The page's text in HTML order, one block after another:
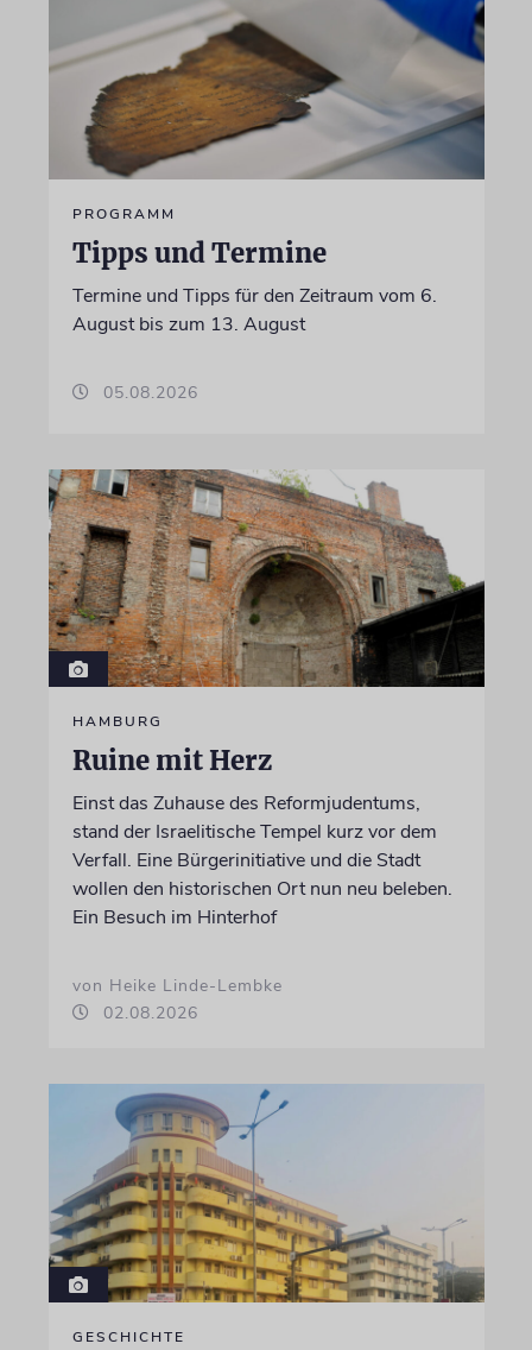
PROGRAMM
Tipps und Termine
Termine und Tipps für den Zeitraum vom 6.
August bis zum 13. August
05.08.2026
HAMBURG
Ruine mit Herz
Einst das Zuhause des Reformjudentums,
stand der Israelitische Tempel kurz vor dem
Verfall. Eine Bürgerinitiative und die Stadt
wollen den historischen Ort nun neu beleben.
Ein Besuch im Hinterhof
von Heike Linde-Lembke
02.08.2026
GESCHICHTE